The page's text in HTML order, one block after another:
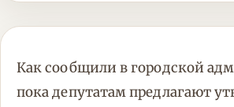
Как сообщили в городской
пока депутатам предлагают